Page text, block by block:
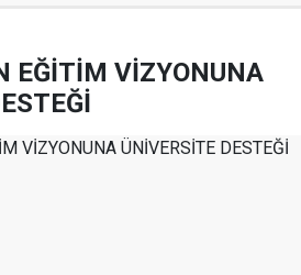
EĞİTİM VİZYONUNA